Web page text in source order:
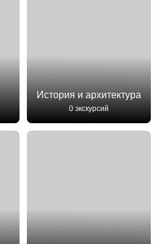
История и архитектура
0 экскурсий